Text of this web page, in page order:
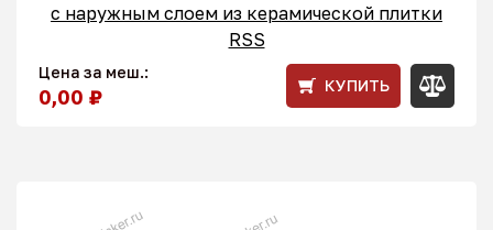
с наружным слоем из керамической плитки
RSS
Цена за меш.:
0,00 ₽ КУПИТЬ